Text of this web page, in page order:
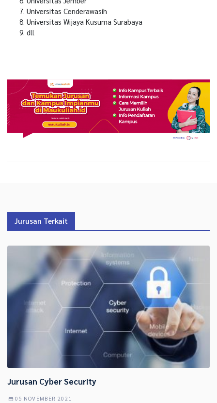
Universitas Cenderawasih
Universitas Wijaya Kusuma Surabaya
dll
Jurusan Terkait
Jurusan Cyber Security
05 NOVEMBER 2021